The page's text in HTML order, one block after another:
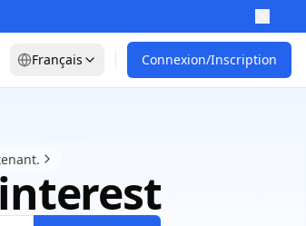
Français Connexion/Inscription